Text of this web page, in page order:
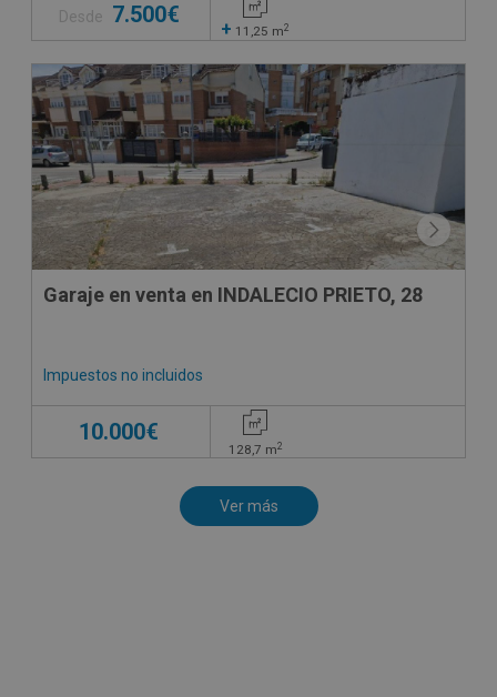
Desde 7.500€
+ 11,25 m2
CONDICIONES ESPECIALES
Garaje en venta en INDALECIO PRIETO, 28
Impuestos no incluidos
10.000€
128,7 m2